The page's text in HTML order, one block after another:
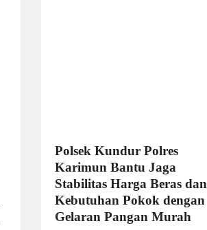
Polsek Kundur Polres
Karimun Bantu Jaga
Stabilitas Harga Beras dan
Kebutuhan Pokok dengan
Gelaran Pangan Murah